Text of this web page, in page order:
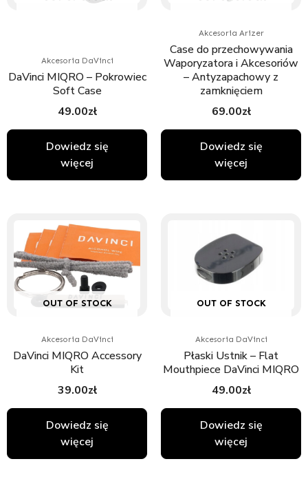
Akcesoria DaVinci
DaVinci MIQRO – Pokrowiec
Soft Case
49.00zł
Dowiedz się
więcej
Akcesoria Arizer
Case do przechowywania
Waporyzatora i Akcesoriów
– Antyzapachowy z
zamknięciem
69.00zł
Dowiedz się
więcej
OUT OF STOCK
Akcesoria DaVinci
DaVinci MIQRO Accessory
Kit
39.00zł
Dowiedz się
więcej
OUT OF STOCK
Akcesoria DaVinci
Płaski Ustnik – Flat
Mouthpiece DaVinci MIQRO
49.00zł
Dowiedz się
więcej